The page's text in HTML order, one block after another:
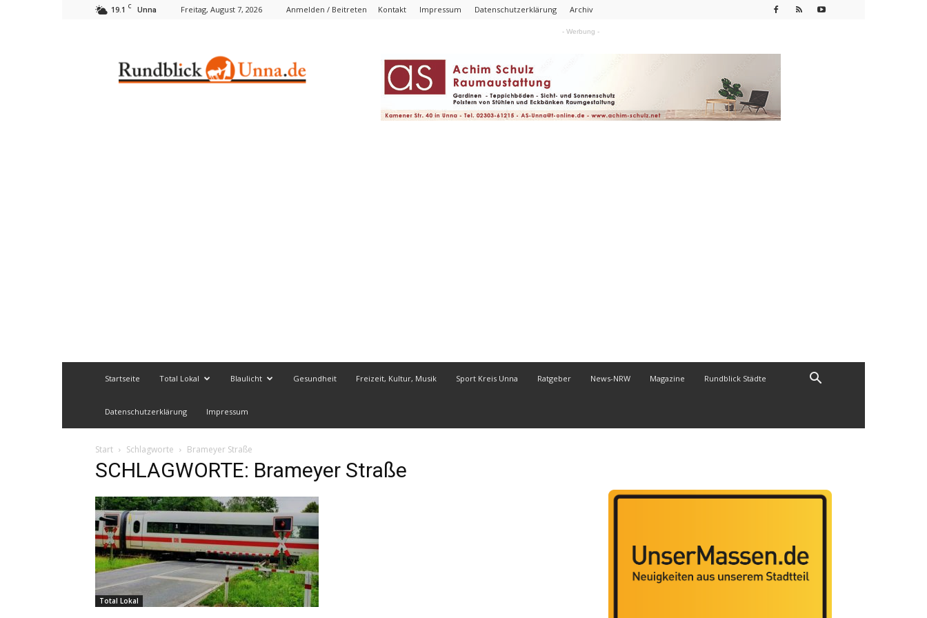
19.1 C Unna Freitag, August 7, 2026 Anmelden / Beitreten Kontakt Impressum Datenschutzerklärung Archiv
- Werbung -
Startseite Total Lokal Blaulicht Gesundheit Freizeit, Kultur, Musik Sport Kreis Unna Ratgeber News-NRW Magazine Rundblick Städte
Datenschutzerklärung Impressum
Start Schlagworte Brameyer Straße
SCHLAGWORTE: Brameyer Straße
Total Lokal